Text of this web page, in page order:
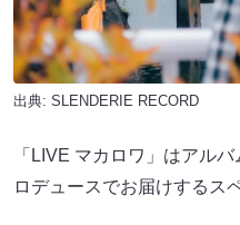
出典: SLENDERIE RECORD
「LIVE マカロワ」はアル
ロデュースでお届けするス